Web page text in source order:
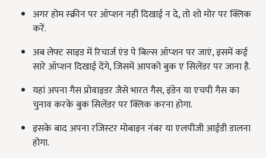
अगर होम स्‍क्रीन पर ऑप्‍शन नहीं दिखाई न दे, तो शो मोर पर क्लिक
करें.
अब लेफ्ट साइड में रिचार्ज एंड पे बिल्‍स ऑप्‍शन पर जाएं, इसमें कई
सारे ऑप्‍शन दिखाई देंगे, जिसमें आपको बुक ए सिलेंडर पर जाना है.
यहां अपना गैस प्रोवाइडर जैसे भारत गैस, इंडेन या एचपी गैस का
चुनाव करके बुक सिलेंडर पर क्लिक करना होगा.
इसके बाद अपना रजिस्‍टर मोबाइन नंबर या एलपीजी आईडी डालना
होगा.